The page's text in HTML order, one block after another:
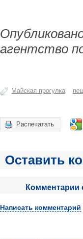
агентство
Майская прогулка
Распечатать
Оставить
Комментарии
Написать комментарий